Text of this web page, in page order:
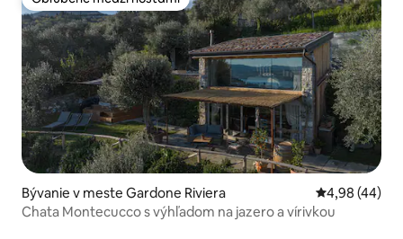
Obľúbené medzi hosťami
Bývanie v meste Gardone Riviera Priemerné
4,98 (44)
Chata Montecucco s výhľadom na jazero a vírivkou